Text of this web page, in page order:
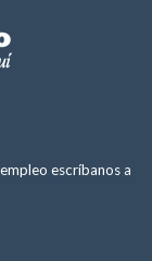
escríbanos a